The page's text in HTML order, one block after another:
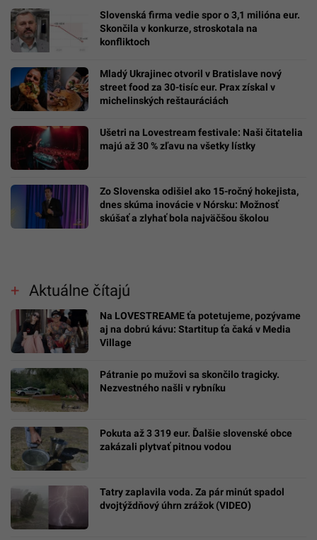
Slovenská firma vedie spor o 3,1 milióna eur.
Skončila v konkurze, stroskotala na
konfliktoch
Mladý Ukrajinec otvoril v Bratislave nový
street food za 30-tisíc eur. Prax získal v
michelinských reštauráciách
Ušetri na Lovestream festivale: Naši čitatelia
majú až 30 % zľavu na všetky lístky
Zo Slovenska odišiel ako 15-ročný hokejista,
dnes skúma inovácie v Nórsku: Možnosť
skúšať a zlyhať bola najväčšou školou
Aktuálne čítajú
Na LOVESTREAME ťa potetujeme, pozývame
aj na dobrú kávu: Startitup ťa čaká v Media
Village
Pátranie po mužovi sa skončilo tragicky.
Nezvestného našli v rybníku
Pokuta až 3 319 eur. Ďalšie slovenské obce
zakázali plytvať pitnou vodou
Tatry zaplavila voda. Za pár minút spadol
dvojtýždňový úhrn zrážok (VIDEO)